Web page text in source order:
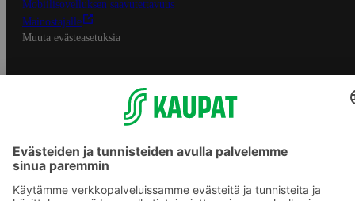
Mobiilisovelluksen saavutettavuus
Mainostajalle
Muuta evästeasetuksia
S-ryhmän palvelut
S-ryhmä
Asiakasomistajuus
S-ostoslista -sovellus